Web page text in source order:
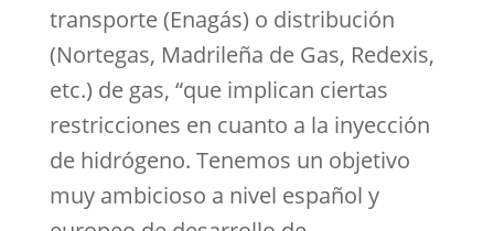
transporte (Enagás) o distribución
(Nortegas, Madrileña de Gas, Redexis,
etc.) de gas, “que implican ciertas
restricciones en cuanto a la inyección
de hidrógeno. Tenemos un objetivo
muy ambicioso a nivel español y